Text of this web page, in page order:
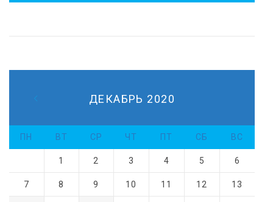
ДЕКАБРЬ 2020
ПН ВТ СР ЧТ ПТ СБ ВС
1 2 3 4 5 6
7 8 9 10 11 12 13